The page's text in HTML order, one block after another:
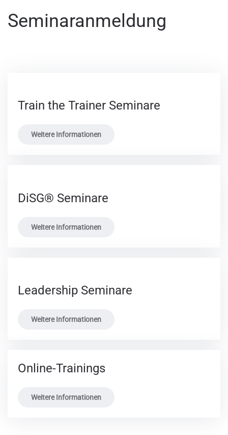
Seminaranmeldung
Train the Trainer Seminare
Weitere Informationen
DiSG® Seminare
Weitere Informationen
Leadership Seminare
Weitere Informationen
Online-Trainings
Weitere Informationen